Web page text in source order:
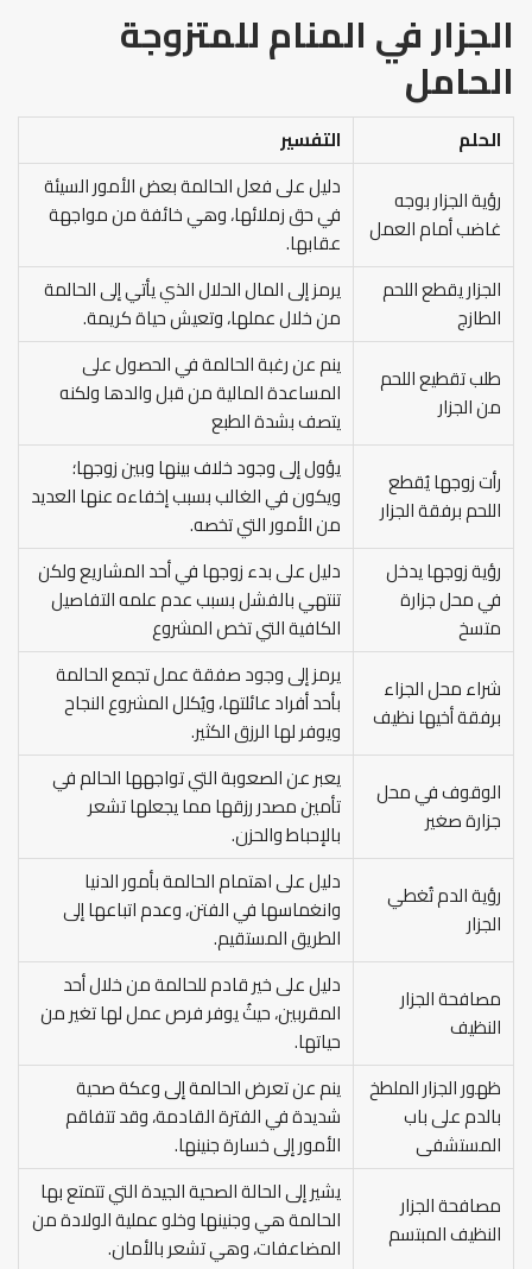
الجزار في المنام للمتزوجة
الحامل
الحلم
التفسير
رؤية الجزار بوجه
غاضب أمام العمل
دليل على فعل الحالمة بعض الأمور السيئة
في حق زملائها، وهي خائفة من مواجهة
عقابها.
الجزار يقطع اللحم
الطازج
يرمز إلى المال الحلال الذي يأتي إلى الحالمة
من خلال عملها، وتعيش حياة كريمة.
طلب تقطيع اللحم
من الجزار
ينم عن رغبة الحالمة في الحصول على
المساعدة المالية من قبل والدها ولكنه
يتصف بشدة الطبع
رأت زوجها يُقطع
اللحم برفقة الجزار
يؤول إلى وجود خلاف بينها وبين زوجها؛
ويكون في الغالب بسبب إخفاءه عنها العديد
من الأمور التي تخصه.
رؤية زوجها يدخل
في محل جزارة
متسخ
دليل على بدء زوجها في أحد المشاريع ولكن
تنتهي بالفشل بسبب عدم علمه التفاصيل
الكافية التي تخص المشروع
شراء محل الجزاء
برفقة أخيها نظيف
يرمز إلى وجود صفقة عمل تجمع الحالمة
بأحد أفراد عائلتها، ويُكلل المشروع النجاح
ويوفر لها الرزق الكثير.
الوقوف في محل
جزارة صغير
يعبر عن الصعوبة التي تواجهها الحالم في
تأمين مصدر رزقها مما يجعلها تشعر
بالإحباط والحزن.
رؤية الدم تُغطي
الجزار
دليل على اهتمام الحالمة بأمور الدنيا
وانغماسها في الفتن، وعدم اتباعها إلى
الطريق المستقيم.
مصافحة الجزار
النظيف
دليل على خير قادم للحالمة من خلال أحد
المقربين، حيثُ يوفر فرص عمل لها تغير من
حياتها.
ظهور الجزار الملطخ
بالدم على باب
المستشفى
ينم عن تعرض الحالمة إلى وعكة صحية
شديدة في الفترة القادمة، وقد تتفاقم
الأمور إلى خسارة جنينها.
مصافحة الجزار
النظيف المبتسم
يشير إلى الحالة الصحية الجيدة التي تتمتع بها
الحالمة هي وجنينها وخلو عملية الولادة من
المضاعفات، وهي تشعر بالأمان.